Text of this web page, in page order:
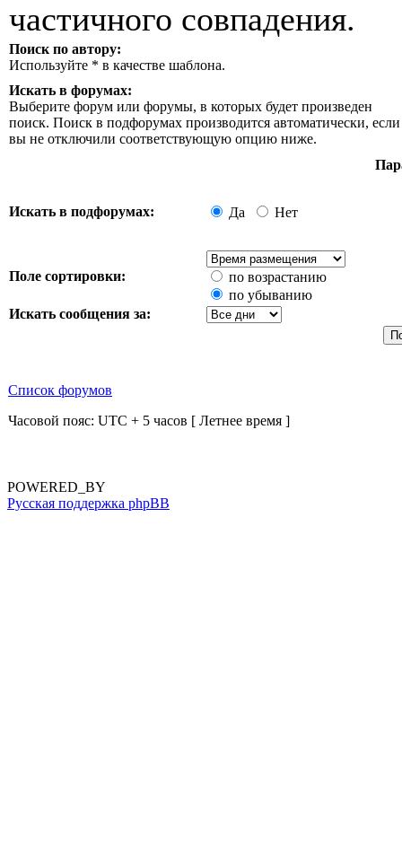
частичного совпадения.
Поиск по автору:
Используйте * в качестве шаблона.
Искать в форумах:
Выберите форум или форумы, в которых будет произведен
поиск. Поиск в подфорумах производится автоматически, если
вы не отключили соответствующую опцию ниже.
Искать в подфорумах: Да Нет
Поле сортировки:
по возрастанию
по убыванию
Искать сообщения за:
Список форумов
Часовой пояс: UTC + 5 часов [ Летнее время ]
POWERED_BY
Русская поддержка phpBB